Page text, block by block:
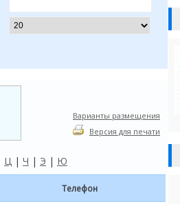
Варианты размещения
Версия для печати
Ц | Ч | Э | Ю
Телефон